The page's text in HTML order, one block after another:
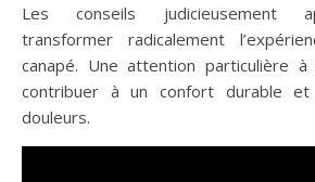
Les conseils judicieusement
transformer radicalement
canapé. Une attention particulière
contribuer à un confort durable et
douleurs.